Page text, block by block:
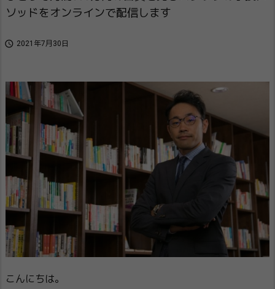
ソッドをオンラインで配信します
 2021年7月30日
こんにちは。